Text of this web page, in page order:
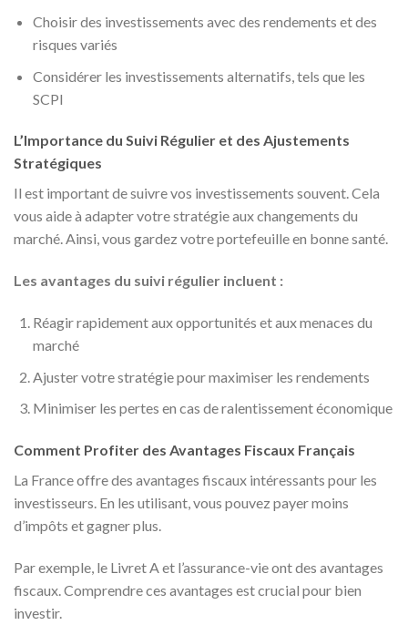
Choisir des investissements avec des rendements et des
risques variés
Considérer les investissements alternatifs, tels que les
SCPI
L’Importance du Suivi Régulier et des Ajustements
Stratégiques
Il est important de suivre vos investissements souvent. Cela
vous aide à adapter votre stratégie aux changements du
marché. Ainsi, vous gardez votre portefeuille en bonne santé.
Les avantages du suivi régulier incluent :
Réagir rapidement aux opportunités et aux menaces du
marché
Ajuster votre stratégie pour maximiser les rendements
Minimiser les pertes en cas de ralentissement économique
Comment Profiter des Avantages Fiscaux Français
La France offre des avantages fiscaux intéressants pour les
investisseurs. En les utilisant, vous pouvez payer moins
d’impôts et gagner plus.
Par exemple, le Livret A et l’assurance-vie ont des avantages
fiscaux. Comprendre ces avantages est crucial pour bien
investir.